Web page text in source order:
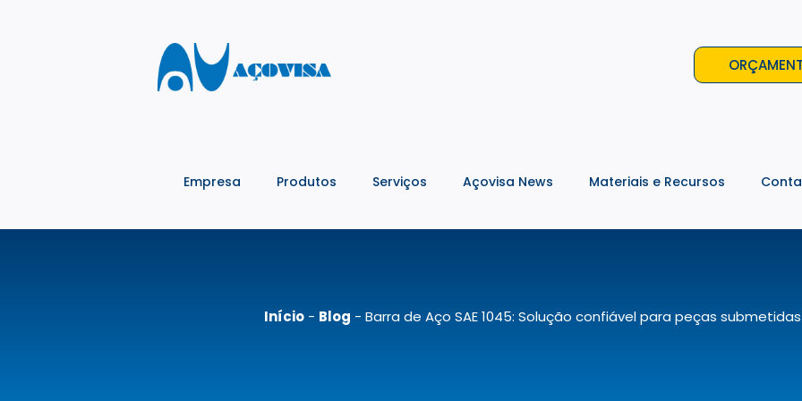
Empresa Produtos Serviços Açovisa News Materiais e Recursos
Início- Blog - Barra de Aço SAE 1045: Solução confiável para peças